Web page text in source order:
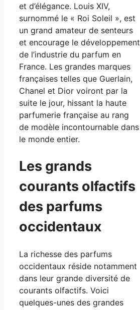
et d’élégance. Louis XIV,
surnommé le « Roi Soleil », est
un grand amateur de senteurs
et encourage le développement
de l’industrie du parfum en
France. Les grandes marques
françaises telles que Guerlain,
Chanel et Dior voiront par la
suite le jour, hissant la haute
parfumerie française au rang
de modèle incontournable dans
le monde entier.
Les grands
courants olfactifs
des parfums
occidentaux
La richesse des parfums
occidentaux réside notamment
dans leur grande diversité de
courants olfactifs. Voici
quelques-unes des grandes